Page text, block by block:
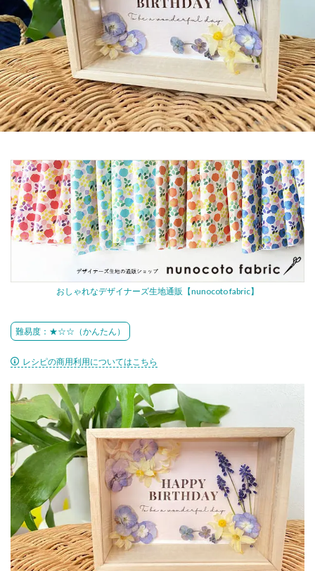
おしゃれなデザイナーズ生地通販【nunocoto fabric】
難易度：★☆☆（かんたん）
レシピの商用利用についてはこちら